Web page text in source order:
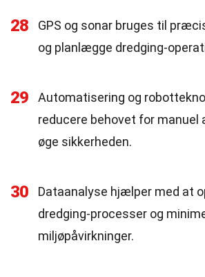
28
GPS og sonar bruges til
og planlægge dredging-
29
Automatisering og
reducere behovet for manuel
øge sikkerheden.
30
Dataanalyse hjælper med at
dredging-processer og
miljøpåvirkninger.